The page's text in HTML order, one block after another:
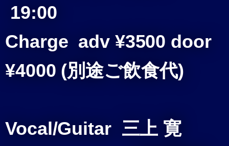
19:00
Charge adv ¥3500 door
¥4000 (別途ご飲食代)
Vocal/Guitar 三上 寛